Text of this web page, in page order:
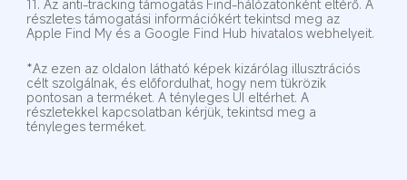
11. Az anti-tracking támogatás Find-hálózatonként eltérő. A
részletes támogatási információkért tekintsd meg az
Apple Find My és a Google Find Hub hivatalos webhelyeit.
*Az ezen az oldalon látható képek kizárólag illusztrációs
célt szolgálnak, és előfordulhat, hogy nem tükrözik
pontosan a terméket. A tényleges UI eltérhet. A
részletekkel kapcsolatban kérjük, tekintsd meg a
tényleges terméket.